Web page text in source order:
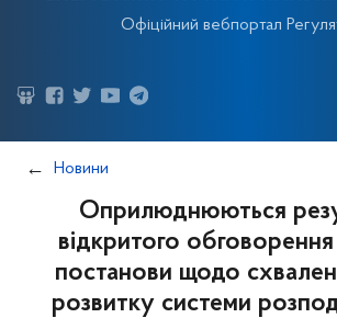
Офіційний вебпортал
Новини
Оприлюднюються
відкритого
постанови щодо
розвитку системи